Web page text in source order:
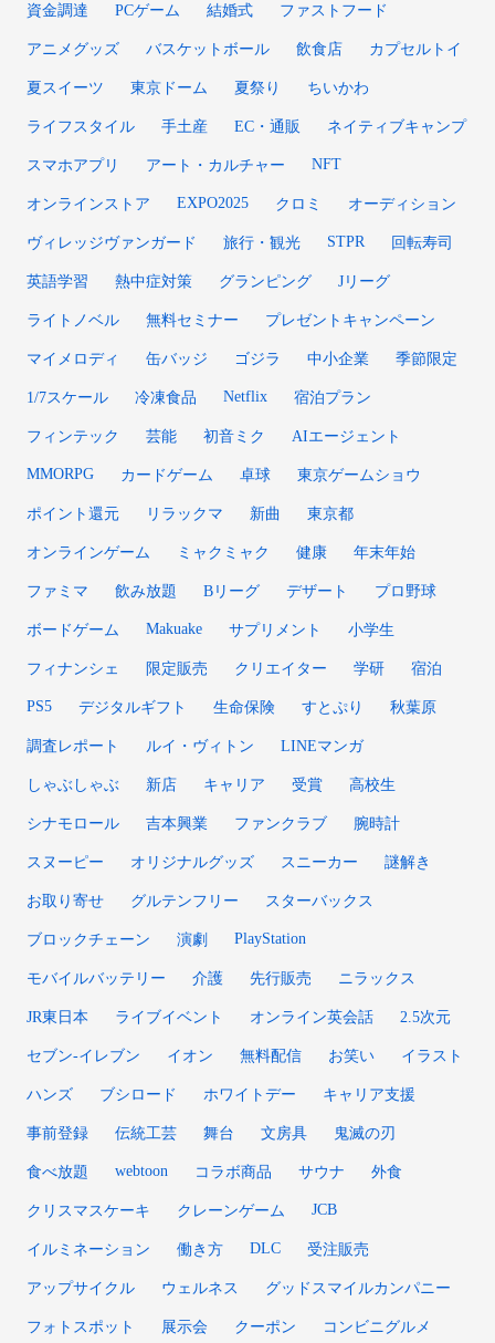
資金調達 PCゲーム 結婚式 ファストフード
アニメグッズ バスケットボール 飲食店 カプセルトイ
夏スイーツ 東京ドーム 夏祭り ちいかわ
ライフスタイル 手土産 EC・通販 ネイティブキャンプ
スマホアプリ アート・カルチャー NFT
オンラインストア EXPO2025 クロミ オーディション
ヴィレッジヴァンガード 旅行・観光 STPR 回転寿司
英語学習 熱中症対策 グランピング Jリーグ
ライトノベル 無料セミナー プレゼントキャンペーン
マイメロディ 缶バッジ ゴジラ 中小企業 季節限定
1/7スケール 冷凍食品 Netflix 宿泊プラン
フィンテック 芸能 初音ミク AIエージェント
MMORPG カードゲーム 卓球 東京ゲームショウ
ポイント還元 リラックマ 新曲 東京都
オンラインゲーム ミャクミャク 健康 年末年始
ファミマ 飲み放題 Bリーグ デザート プロ野球
ボードゲーム Makuake サプリメント 小学生
フィナンシェ 限定販売 クリエイター 学研 宿泊
PS5 デジタルギフト 生命保険 すとぷり 秋葉原
調査レポート ルイ・ヴィトン LINEマンガ
しゃぶしゃぶ 新店 キャリア 受賞 高校生
シナモロール 吉本興業 ファンクラブ 腕時計
スヌーピー オリジナルグッズ スニーカー 謎解き
お取り寄せ グルテンフリー スターバックス
ブロックチェーン 演劇 PlayStation
モバイルバッテリー 介護 先行販売 ニラックス
JR東日本 ライブイベント オンライン英会話 2.5次元
セブン-イレブン イオン 無料配信 お笑い イラスト
ハンズ ブシロード ホワイトデー キャリア支援
事前登録 伝統工芸 舞台 文房具 鬼滅の刃
食べ放題 webtoon コラボ商品 サウナ 外食
クリスマスケーキ クレーンゲーム JCB
イルミネーション 働き方 DLC 受注販売
アップサイクル ウェルネス グッドスマイルカンパニー
フォトスポット 展示会 クーポン コンビニグルメ